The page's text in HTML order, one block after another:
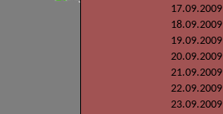
17.09.2009
18.09.2009
19.09.2009
20.09.2009
21.09.2009
22.09.2009
23.09.2009